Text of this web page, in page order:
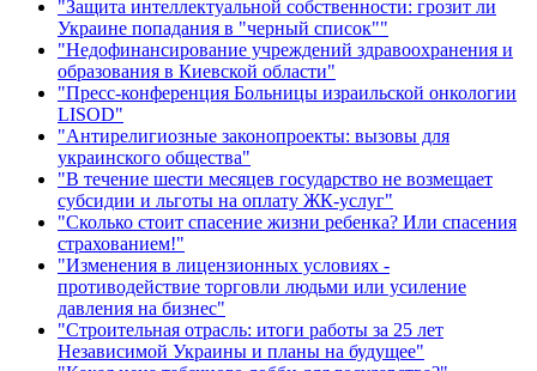
"Защита интеллектуальной собственности: грозит ли
Украине попадания в "черный список""
"Недофинансирование учреждений здравоохранения и
образования в Киевской области"
"Пресс-конференция Больницы израильской онкологии
LISOD"
"Антирелигиозные законопроекты: вызовы для
украинского общества"
"В течение шести месяцев государство не возмещает
субсидии и льготы на оплату ЖК-услуг"
"Сколько стоит спасение жизни ребенка? Или спасения
страхованием!"
"Изменения в лицензионных условиях -
противодействие торговли людьми или усиление
давления на бизнес"
"Строительная отрасль: итоги работы за 25 лет
Независимой Украины и планы на будущее"